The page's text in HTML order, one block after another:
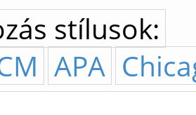
stílusok:
APA